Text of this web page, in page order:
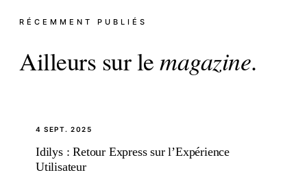
RÉCEMMENT PUBLIÉS
Ailleurs sur lemagazine.
4 SEPT. 2025
Idilys : Retour Express sur l’Expérience
Utilisateur